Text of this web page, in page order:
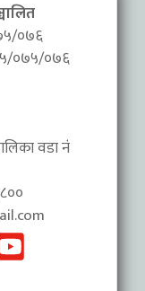
०७६
०७५/०७६
वडा नंं